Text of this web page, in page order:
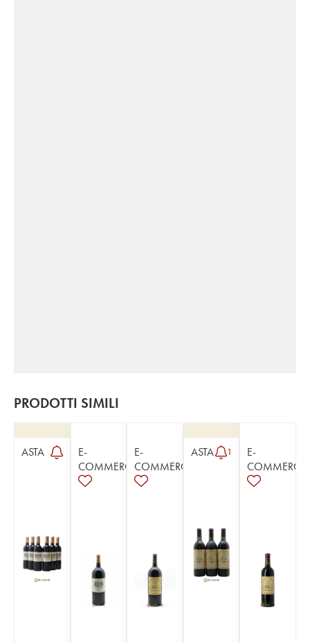
PRODOTTI SIMILI
ASTA
E-
COMMERCE
E-
COMMERCE
ASTA 1
E-
COMMERCE